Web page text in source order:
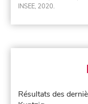
INSEE, 2020.
Résultats des